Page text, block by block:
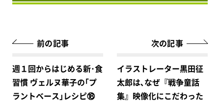
前の記事
週１回からはじめる新･食
習慣 ヴェルヌ華子の｢プ
ラントベース｣レシピ⑱
次の記事
イラストレーター黒田征
太郎は､なぜ『戦争童話
集』映像化にこだわった